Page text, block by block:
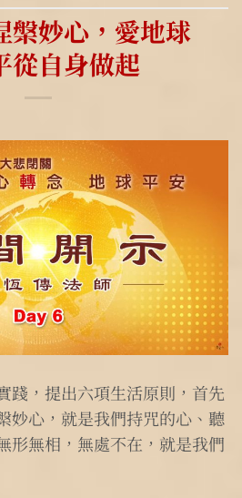
槃妙心，愛地球
從自身做起
踐，提出六項生活原則，首先
妙心，就是我們持咒的心、聽
形無相，無處不在，就是我們